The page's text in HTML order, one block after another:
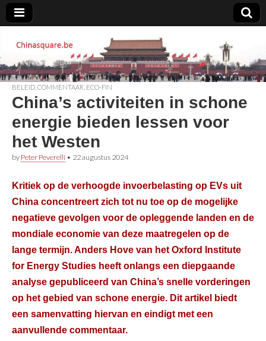
Chinasquare.be
BELEID COMMENTAAR ECO-FIN
China’s activiteiten in schone
energie bieden lessen voor
het Westen
by Peter Peverelli • 22 augustus 2024
Kritiek op de verhoogde invoerbelasting op EVs uit
China concentreert zich tot nu toe op de mogelijke
negatieve gevolgen voor de opleggende landen en de
mondiale economie van deze maatregelen op de
lange termijn. Anders Hove van het Oxford Institute
for Energy Studies heeft onlangs een diepgaande
analyse gepubliceerd van China’s snelle vorderingen
op het gebied van schone energie. Dit artikel biedt
een samenvatting hiervan en eindigt met een
aanvullende commentaar.